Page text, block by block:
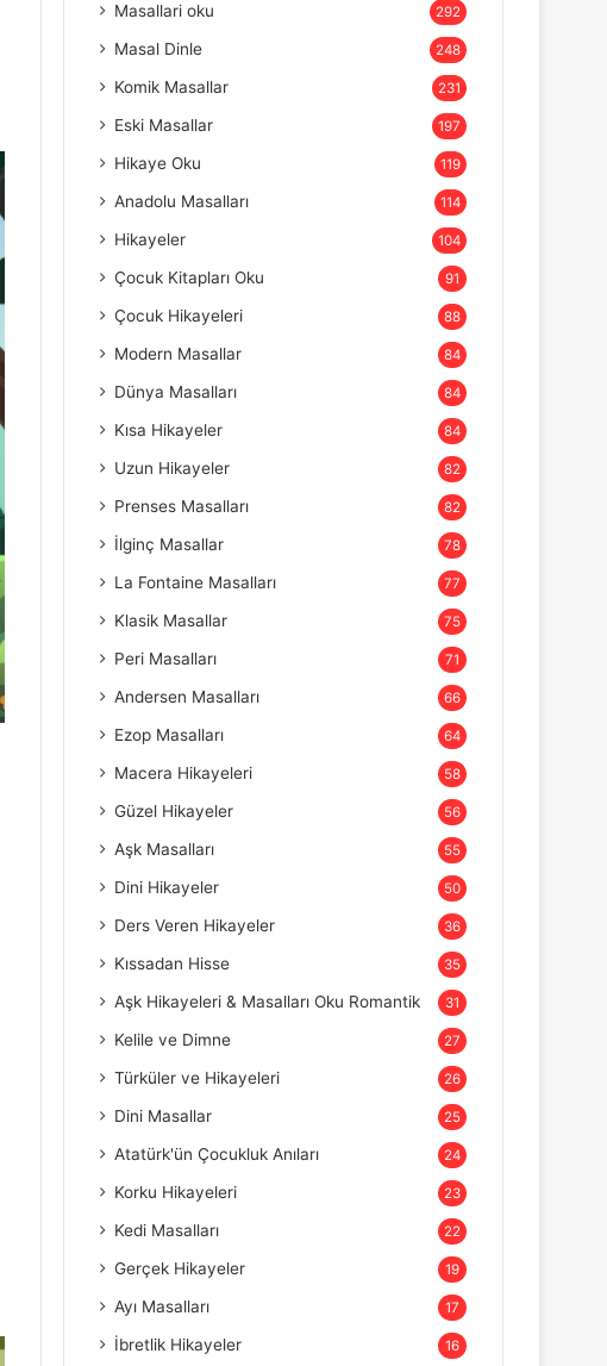
Masallari oku 292
Masal Dinle 248
Komik Masallar 231
Eski Masallar 197
Hikaye Oku 119
Anadolu Masalları 114
Hikayeler 104
Çocuk Kitapları Oku 91
Çocuk Hikayeleri 88
Modern Masallar 84
Dünya Masalları 84
Kısa Hikayeler 84
Uzun Hikayeler 82
Prenses Masalları 82
İlginç Masallar 78
La Fontaine Masalları 77
Klasik Masallar 75
Peri Masalları 71
Andersen Masalları 66
Ezop Masalları 64
Macera Hikayeleri 58
Güzel Hikayeler 56
Aşk Masalları 55
Dini Hikayeler 50
Ders Veren Hikayeler 36
Kıssadan Hisse 35
Aşk Hikayeleri & Masalları Oku Romantik 31
Kelile ve Dimne 27
Türküler ve Hikayeleri 26
Dini Masallar 25
Atatürk'ün Çocukluk Anıları 24
Korku Hikayeleri 23
Kedi Masalları 22
Gerçek Hikayeler 19
Ayı Masalları 17
İbretlik Hikayeler 16